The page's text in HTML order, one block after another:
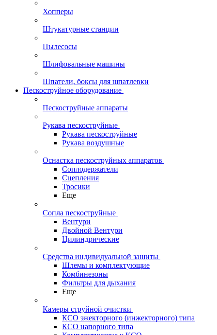
Хопперы
Штукатурные станции
Пылесосы
Шлифовальные машины
Шпатели, боксы для шпатлевки
Пескоструйное оборудование
Пескоструйные аппараты
Рукава пескоструйные
Рукава пескоструйные
Рукава воздушные
Оснастка пескоструйных аппаратов
Соплодержатели
Сцепления
Тросики
Еще
Сопла пескоструйные
Вентури
Двойной Вентури
Цилиндрические
Средства индивидуальной защиты
Шлемы и комплектующие
Комбинезоны
Фильтры для дыхания
Еще
Камеры струйной очистки
КСО эжекторного (инжекторного) типа
КСО напорного типа